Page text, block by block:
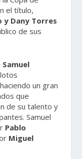
el título,
y Dany Torres
de sus
Samuel
un gran
que
de su talento y
Samuel
Pablo
Miguel